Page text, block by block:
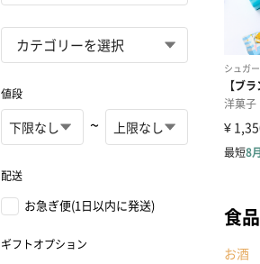
値段
~
配送
お急ぎ便(1日以内に発送)
ギフトオプション
食
お酒